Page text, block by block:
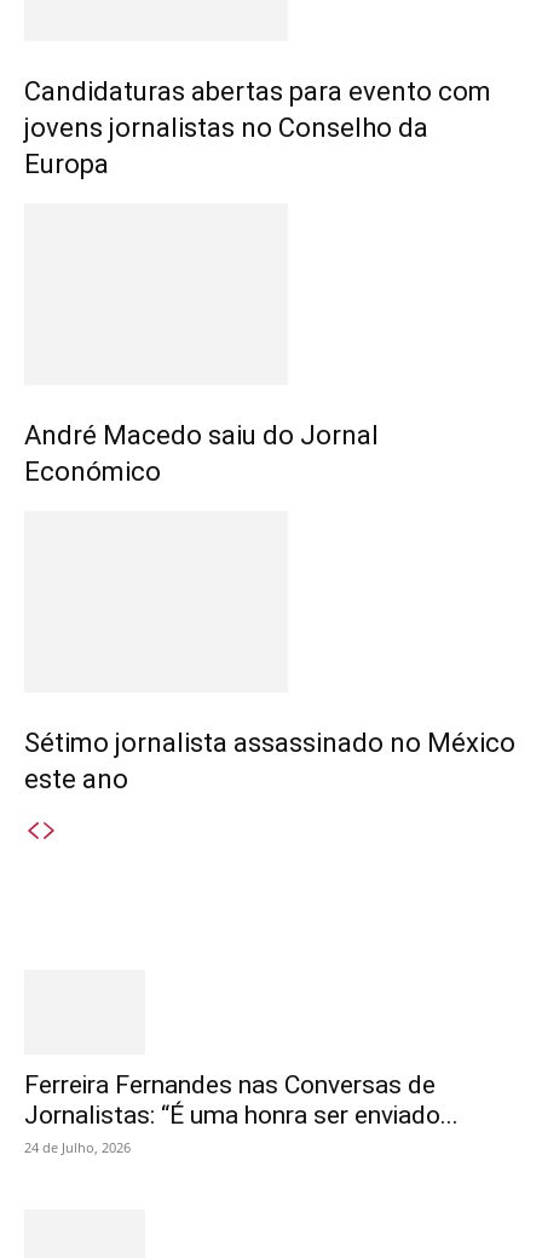
Candidaturas abertas para evento com
jovens jornalistas no Conselho da
Europa
André Macedo saiu do Jornal
Económico
Sétimo jornalista assassinado no México
este ano
Ferreira Fernandes nas Conversas de
Jornalistas: “É uma honra ser enviado...
24 de Julho, 2026